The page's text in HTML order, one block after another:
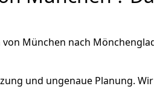
München nach
und ungenaue Planung.